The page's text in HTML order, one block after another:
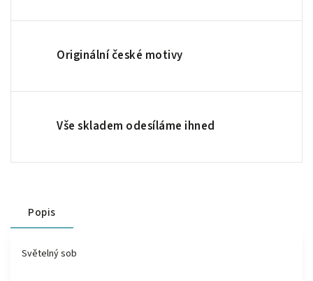
Originální české motivy
Vše skladem odesíláme ihned
Popis
Světelný sob